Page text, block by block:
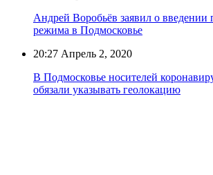
Андрей Воробьёв заявил о введении
режима в Подмосковье
20:27 Апрель 2, 2020
В Подмосковье носителей
обязали указывать геолокацию